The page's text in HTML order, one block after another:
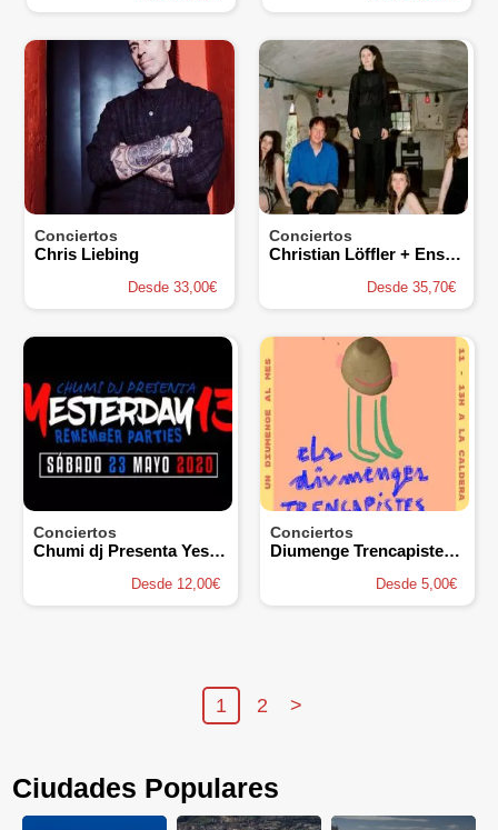
Conciertos
Chris Liebing
Desde 33,00€
Conciertos
Christian Löffler + Ensemble
Desde 35,70€
Conciertos
Chumi dj Presenta Yesterday
Desde 12,00€
Conciertos
Diumenge Trencapistes amb Núria Crespo i Pepe Lolo
Desde 5,00€
1 2 >
Ciudades Populares